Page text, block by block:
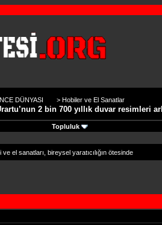
DÜNYASI > Hobiler ve El Sanatlar
2 bin 700 yıllık duvar resimleri
Topluluk
ve el sanatları, bireysel yaratıcılığın ötesinde